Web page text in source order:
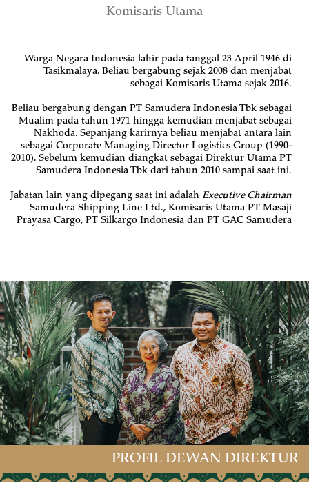
Komisaris Utama
Warga Negara Indonesia lahir pada tanggal 23 April 1946 di
Tasikmalaya. Beliau bergabung sejak 2008 dan menjabat
sebagai Komisaris Utama sejak 2016.
Beliau bergabung dengan PT Samudera Indonesia Tbk sebagai
Mualim pada tahun 1971 hingga kemudian menjabat sebagai
Nakhoda. Sepanjang karirnya beliau menjabat antara lain
sebagai Corporate Managing Director Logistics Group (1990-
2010). Sebelum kemudian diangkat sebagai Direktur Utama PT
Samudera Indonesia Tbk dari tahun 2010 sampai saat ini.
Jabatan lain yang dipegang saat ini adalah Executive Chairman
Samudera Shipping Line Ltd., Komisaris Utama PT Masaji
Prayasa Cargo, PT Silkargo Indonesia dan PT GAC Samudera
Associations (AFFA) periode 2008-2010 dan masih aktif sebagai
Anggota Dewan Pembina Asosiasi Logistics & Forwarders
Indonesia (ALFI) serta Anggota Dewan Penasehat Indonesian
National Shipowners Association (INSA).
PROFIL DEWAN DIREKTUR